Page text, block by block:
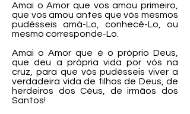
Amai o Amor que vos amou primeiro,
que vos amou antes que vós mesmos
pudésseis amá-Lo, conhecê-Lo, ou
mesmo corresponde-Lo.
Amai o Amor que é o próprio Deus,
que deu a própria vida por vós na
cruz, para que vós pudésseis viver a
verdadeira vida de filhos de Deus, de
herdeiros dos Céus, de irmãos dos
Santos!